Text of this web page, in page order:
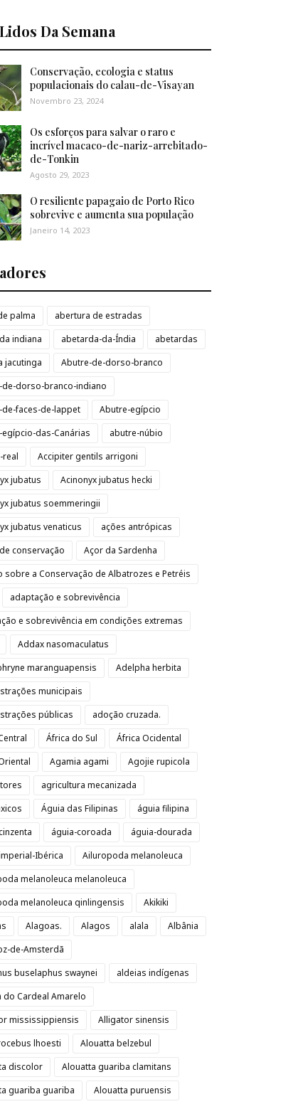
Da Semana
Conservação, ecologia e status
populacionais do calau-de-Visayan
Novembro 23, 2024
Os esforços para salvar o raro e
incrível macaco-de-nariz-arrebitado-
de-Tonkin
Agosto 29, 2023
O resiliente papagaio de Porto Rico
sobrevive e aumenta sua população
Janeiro 14, 2023
palma
abertura de estradas
indiana
abetarda-da-Índia
abetardas
jacutinga
Abutre-de-dorso-branco
de-dorso-branco-indiano
de-faces-de-lappet
Abutre-egípcio
das-Canárias
abutre-núbio
real
Accipiter gentils arrigoni
jubatus
Acinonyx jubatus hecki
jubatus soemmeringii
jubatus venaticus
ações antrópicas
conservação
Açor da Sardenha
sobre a Conservação de Albatrozes e Petréis
adaptação e sobrevivência
e sobrevivência em condições extremas
Addax nasomaculatus
maranguapensis
Adelpha herbita
municipais
públicas
adoção cruzada.
África do Sul
África Ocidental
Agamia agami
Agojie rupicola
agricultura mecanizada
Águia das Filipinas
águia filipina
águia-coroada
águia-dourada
Ibérica
Ailuropoda melanoleuca
melanoleuca melanoleuca
melanoleuca qinlingensis
Akikiki
Alagoas. Alagos alala
Albânia
de-Amsterdã
buselaphus swaynei
aldeias indígenas
do Cardeal Amarelo
mississippiensis
Alligator sinensis
lhoesti
Alouatta belzebul
discolor
Alouatta guariba clamitans
guariba guariba
Alouatta puruensis